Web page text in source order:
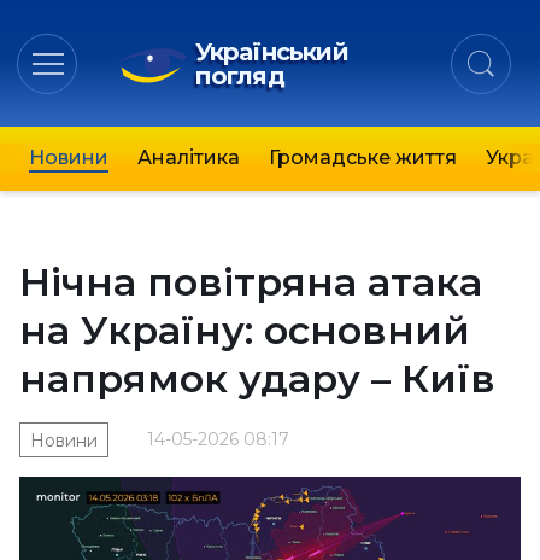
Український
погляд
Новини Аналітика Громадське життя
Нічна повітряна атака
на Україну: основний
напрямок удару – Київ
14-05-2026 08:17
Новини